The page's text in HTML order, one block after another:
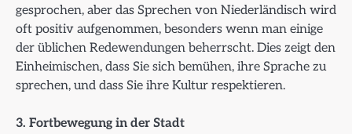
gesprochen, aber das Sprechen von Niederländisch wird
oft positiv aufgenommen, besonders wenn man einige
der üblichen Redewendungen beherrscht. Dies zeigt den
Einheimischen, dass Sie sich bemühen, ihre Sprache zu
sprechen, und dass Sie ihre Kultur respektieren.
3. Fortbewegung in der Stadt